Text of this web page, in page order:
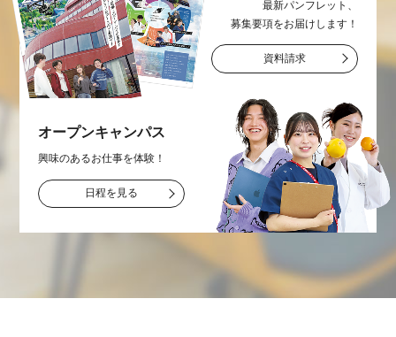
最新パンフレット、
募集要項をお届け します！
資料請求
オープンキャンパス
興味のあるお仕事を体験！
日程を見る